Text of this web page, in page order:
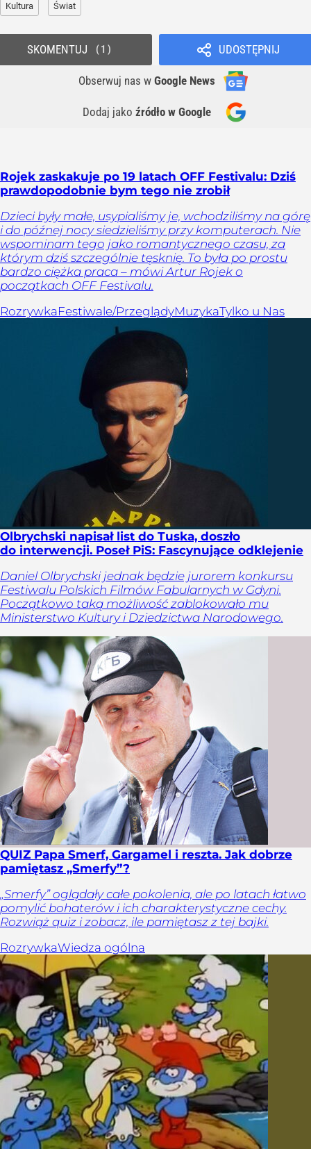
Kultura Świat
UDOSTĘPNIJ
Obserwuj nas w Google News
Dodaj jako źródło w Google
SKOMENTUJ 1
Rojek zaskakuje po 19 latach OFF Festivalu: Dziś
prawdopodobnie bym tego nie zrobił
Dzieci były małe, usypialiśmy je, wchodziliśmy na górę
i do późnej nocy siedzieliśmy przy komputerach. Nie
wspominam tego jako romantycznego czasu, za
którym dziś szczególnie tęsknię. To była po prostu
bardzo ciężka praca – mówi Artur Rojek o
początkach OFF Festivalu.
RozrywkaFestiwale/PrzeglądyMuzykaTylko u Nas
Olbrychski napisał list do Tuska, doszło
do interwencji. Poseł PiS: Fascynujące odklejenie
Daniel Olbrychski jednak będzie jurorem konkursu
Festiwalu Polskich Filmów Fabularnych w Gdyni.
Początkowo taką możliwość zablokowało mu
Ministerstwo Kultury i Dziedzictwa Narodowego.
QUIZ Papa Smerf, Gargamel i reszta. Jak dobrze
pamiętasz „Smerfy”?
„Smerfy” oglądały całe pokolenia, ale po latach łatwo
pomylić bohaterów i ich charakterystyczne cechy.
Rozwiąż quiz i zobacz, ile pamiętasz z tej bajki.
RozrywkaWiedza ogólna